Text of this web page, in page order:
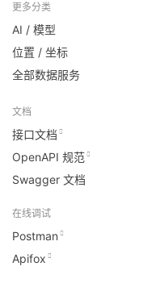
更多分类
AI / 模型
位置 / 坐标
全部数据服务
文档
接口文档
OpenAPI 规范
Swagger 文档
在线调试
Postman
Apifox